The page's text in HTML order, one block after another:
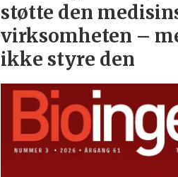
støtte den
virksomheten –
ikke styre den